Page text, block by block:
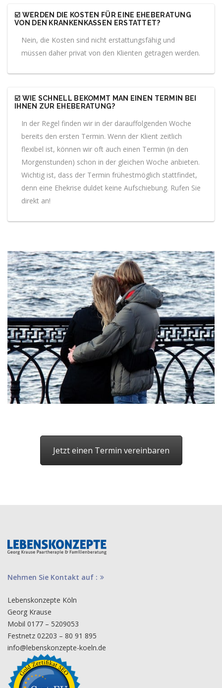
☑️ WERDEN DIE KOSTEN FÜR EINE EHEBERATUNG
VON DEN KRANKENKASSEN ERSTATTET?
Nein, die Kosten sind nicht erstattungsfähig und
müssen daher privat von den Klienten getragen werden.
☑️ WIE SCHNELL BEKOMMT MAN EINEN TERMIN BEI
IHNEN ZUR EHEBERATUNG?
In der Regel finden wir in der darauffolgenden Woche
bereits den ersten Termin. Wenn der Klient zeitlich
flexibel ist, können wir oft auch einen Termin (in den
Morgenstunden) schon in der gleichen Woche anbieten.
Wichtig ist, dass der Termin frühestmöglich stattfindet,
denn eine Ehekrise duldet keine Aufschiebung. Rufen Sie
direkt an!
Jetzt einen Termin vereinbaren
Nehmen Sie Kontakt auf :
Lebenskonzepte Köln
Georg Krause
Mobil 0177 – 5209053
Festnetz 02203 – 80 91 895
info@lebenskonzepte-koeln.de